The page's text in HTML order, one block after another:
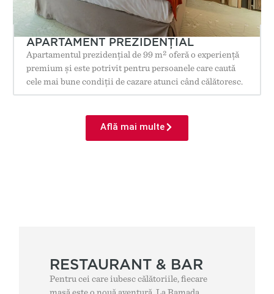
APARTAMENT PREZIDENȚIAL
Apartamentul prezidențial de 99 m² oferă o experiență
premium și este potrivit pentru persoanele care caută
cele mai bune condiții de cazare atunci când călătoresc.
Află mai multe
RESTAURANT & BAR
Pentru cei care iubesc călătoriile, fiecare
masă este o nouă aventură. La Ramada